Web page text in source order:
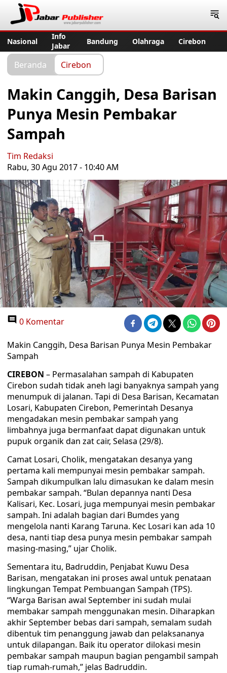
Nasional
Info
Jabar
Bandung Olahraga Cirebon
Beranda Cirebon
Makin Canggih, Desa Barisan
Punya Mesin Pembakar
Sampah
Tim Redaksi
Rabu, 30 Agu 2017 - 10:40 AM
0 Komentar
Makin Canggih, Desa Barisan Punya Mesin Pembakar
Sampah
CIREBON – Permasalahan sampah di Kabupaten
Cirebon sudah tidak aneh lagi banyaknya sampah yang
menumpuk di jalanan. Tapi di Desa Barisan, Kecamatan
Losari, Kabupaten Cirebon, Pemerintah Desanya
mengadakan mesin pembakar sampah yang
limbahnya juga bermanfaat dapat digunakan untuk
pupuk organik dan zat cair, Selasa (29/8).
Camat Losari, Cholik, mengatakan desanya yang
pertama kali mempunyai mesin pembakar sampah.
Sampah dikumpulkan lalu dimasukan ke dalam mesin
pembakar sampah. “Bulan depannya nanti Desa
Kalisari, Kec. Losari, juga mempunyai mesin pembakar
sampah. Ini adalah bagian dari Bumdes yang
mengelola nanti Karang Taruna. Kec Losari kan ada 10
desa, nanti tiap desa punya mesin pembakar sampah
masing-masing,” ujar Cholik.
Sementara itu, Badruddin, Penjabat Kuwu Desa
Barisan, mengatakan ini proses awal untuk penataan
lingkungan Tempat Pembuangan Sampah (TPS).
“Warga Barisan awal September ini sudah mulai
membakar sampah menggunakan mesin. Diharapkan
akhir September bebas dari sampah, semalam sudah
dibentuk tim penanggung jawab dan pelaksananya
untuk dilapangan. Baik itu operator dilokasi mesin
pembakar sampah maupun bagian pengambil sampah
tiap rumah-rumah,” jelas Badruddin.